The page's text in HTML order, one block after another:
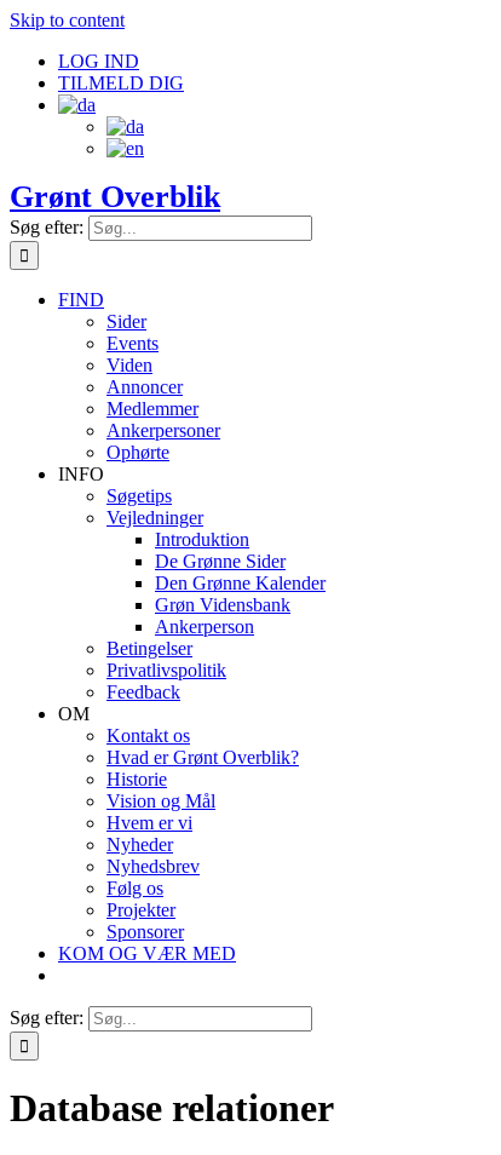
Skip to content
LOG IND
TILMELD DIG
Grønt Overblik
Søg efter:
FIND
Sider
Events
Viden
Annoncer
Medlemmer
Ankerpersoner
Ophørte
INFO
Søgetips
Vejledninger
Introduktion
De Grønne Sider
Den Grønne Kalender
Grøn Vidensbank
Ankerperson
Betingelser
Privatlivspolitik
Feedback
OM
Kontakt os
Hvad er Grønt Overblik?
Historie
Vision og Mål
Hvem er vi
Nyheder
Nyhedsbrev
Følg os
Projekter
Sponsorer
KOM OG VÆR MED
Søg efter:
Database relationer